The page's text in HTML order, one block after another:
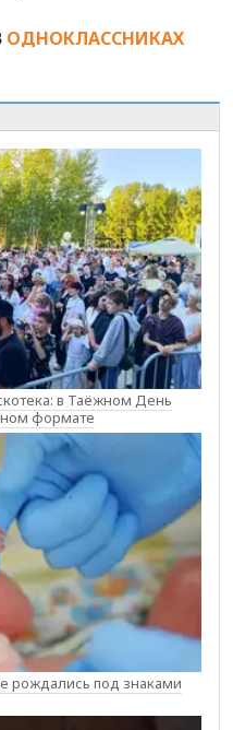
ОДНОКЛАССНИКАХ
в Таёжном День
формате
рождались под знаками